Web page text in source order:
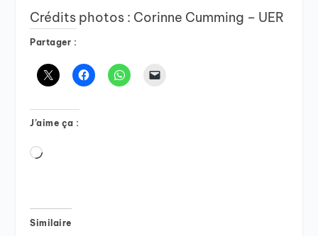
Crédits photos : Corinne Cumming – UER
Partager :
J’aime ça :
Chargement…
Similaire